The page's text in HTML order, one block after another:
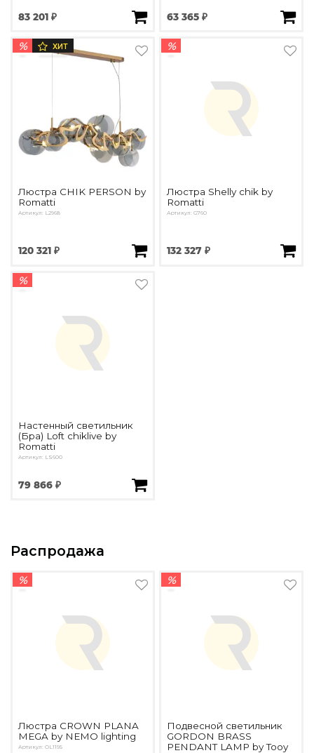
83 201 ₽ 63 365 ₽
% ХИТ
Люстра CHIK PERSON by
Romatti
Артикул: L2968
120 321 ₽
%
Люстра Shelly chik by
Romatti
Артикул: G760
132 327 ₽
%
Настенный светильник
(Бра) Loft chiklive by
Romatti
Артикул: LS600
79 866 ₽
Распродажа
%
Люстра CROWN PLANA
MEGA by NEMO lighting
Артикул: OL1195
%
Подвесной светильник
GORDON BRASS
PENDANT LAMP by Tooy